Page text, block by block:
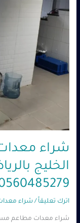
شراء
الخليج
اترك تعليقاً / شراء
شراء معدات مطاعم
أبو
0560485279